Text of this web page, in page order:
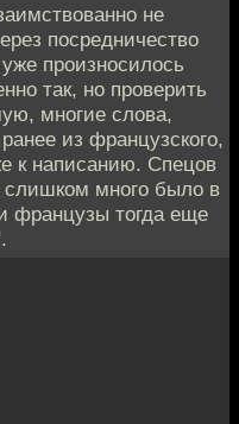
не
посредничество
произносилось
так, но проверить
многие слова,
из французского,
к написанию. Спецов
слишком много было в
французы тогда еще